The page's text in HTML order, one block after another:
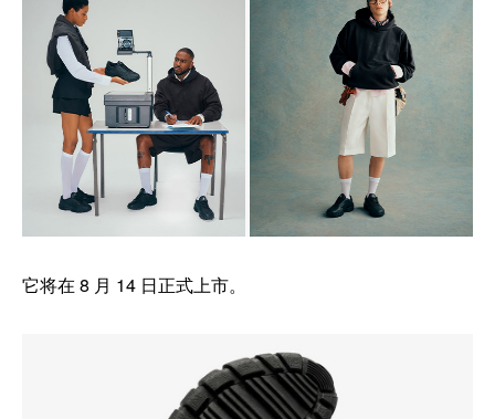
它将在 8 月 14 日正式上市。